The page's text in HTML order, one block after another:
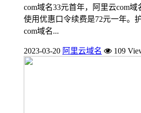
com域名33元首年，阿里云com域
使用优惠口令续费是72元一年。
com域名...
2023-03-20 阿里云域名 109